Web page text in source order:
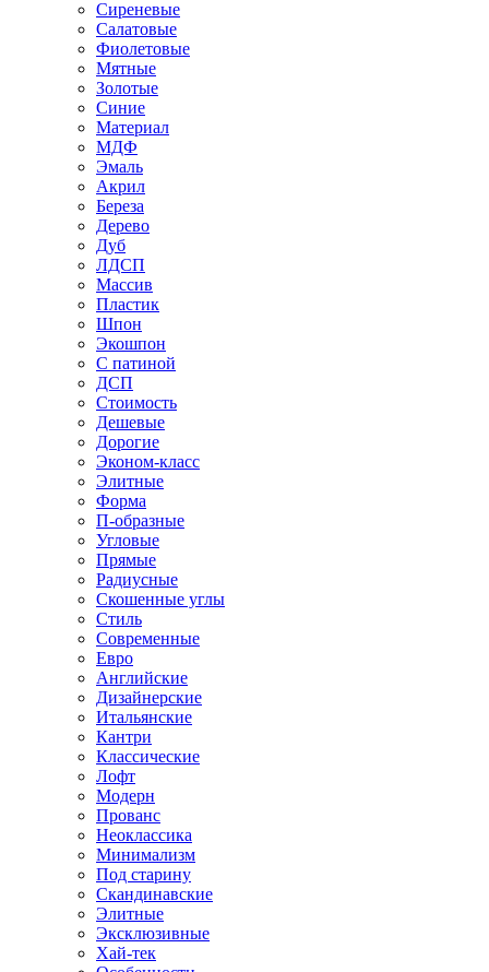
Сиреневые
Салатовые
Фиолетовые
Мятные
Золотые
Синие
Материал
МДФ
Эмаль
Акрил
Береза
Дерево
Дуб
ЛДСП
Массив
Пластик
Шпон
Экошпон
С патиной
ДСП
Стоимость
Дешевые
Дорогие
Эконом-класс
Элитные
Форма
П-образные
Угловые
Прямые
Радиусные
Скошенные углы
Стиль
Современные
Евро
Английские
Дизайнерские
Итальянские
Кантри
Классические
Лофт
Модерн
Прованс
Неоклассика
Минимализм
Под старину
Скандинавские
Элитные
Эксклюзивные
Хай-тек